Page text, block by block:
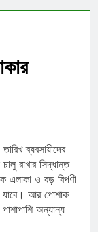
ব্যবসায়ীদের
রাখার সিদ্ধান্ত
এলাকা ও বড় বিপণী
যাবে। আর পোশাক
অন্যান্য